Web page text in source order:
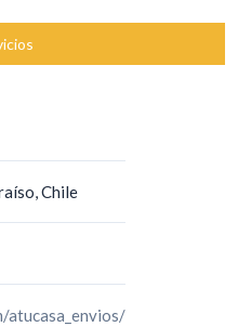
Chile
atucasa_envios/